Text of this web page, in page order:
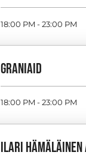
18:00 PM - 23:00 PM
GRANIAID
18:00 PM - 23:00 PM
ILARI HÄMÄLÄINEN